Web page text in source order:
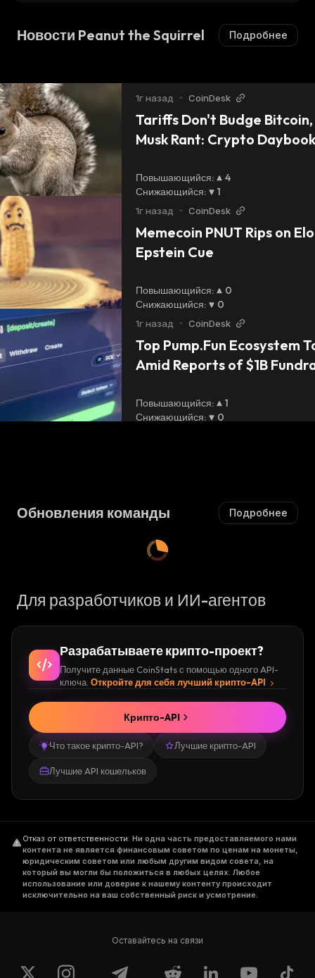
Новости Peanut the Squirrel Подробнее
1г назад • CoinDesk
Tariffs Don't Budge Bitcoin,
Musk Rant: Crypto
Повышающийся:
4
Снижающийся: 1
1г назад • CoinDesk
Memecoin PNUT Rips on
Epstein Cue
Повышающийся:
0
Снижающийся: 0
1г назад • CoinDesk
Top Pump.Fun Ecosystem
Amid Reports of $1B
Повышающийся:
1
Снижающийся: 0
Обновления команды Подробнее
Для разработчиков и ИИ-агентов
Разрабатываете крипто-проект?
Получите данные CoinStats с помощью одного API-
ключа. Откройте для себя лучший крипто-API
Что такое крипто-API? Лучшие крипто-API
Лучшие API кошельков
Крипто-API
Отказ от ответственности. Ни одна часть предоставляемого нами
контента не является финансовым советом по ценам на монеты,
юридическим советом или любым другим видом совета, на
который вы могли бы положиться в любых целях. Любое
использование или доверие к нашему контенту происходит
исключительно на ваш собственный риск и усмотрение.
Оставайтесь на связи